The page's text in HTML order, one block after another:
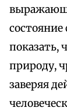
состояние
показать,
природу,
заверяя